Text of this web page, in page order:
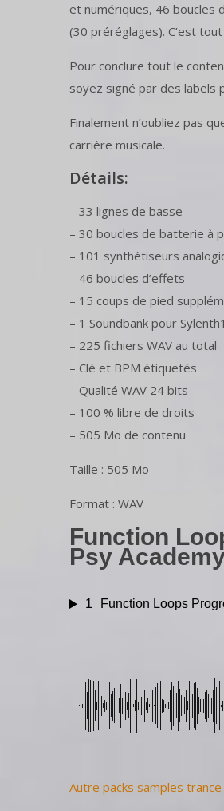
et numériques, 46 boucles
(30 préréglages). C’est
Pour conclure tout le
soyez signé par des labels
Finalement n’oubliez pas
carrière musicale.
Détails:
– 33 lignes de basse
– 30 boucles de batterie à
– 101 synthétiseurs
– 46 boucles d’effets
– 15 coups de pied
– 1 Soundbank pour
– 225 fichiers WAV au total
– Clé et BPM étiquetés
– Qualité WAV 24 bits
– 100 % libre de droits
– 505 Mo de contenu
Taille : 505 Mo
Format : WAV
Function
Psy
1 Function Loops
Autre packs samples trance